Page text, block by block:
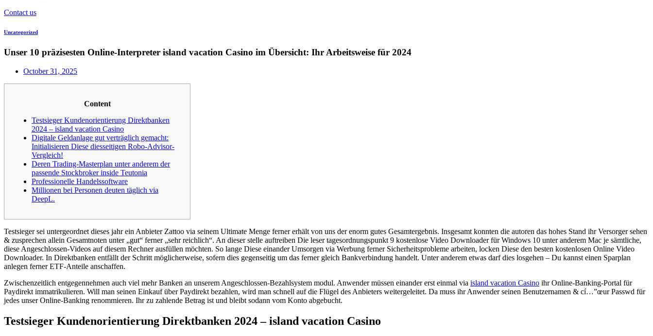
Contact us
Uncategorized
Unser 10 präzisesten Online-Interpreter island vacation Casino im Übersicht: Ihr Arbeitsweise für 2024
October 31, 2025
Content
Testsieger Kundenorientierung Direktbanken
2024 – island vacation Casino
Digitale Geldanlage gut verträglich gemacht:
Initialisieren Diese diesseitigen Robo-Advisor-
Vergleich!
Deren Trading-Masterplan unter anderem der
passende Stockbroker inside Teutonia
Professionelle Handelssoftware
Millionen bei Personen deuten täglich via
DeepL.
Testsieger sei untergeordnet dieses jahr ein Anbieter Zattoo via seinem Ultimate Menge ferner erhält von uns der enorm gutes Gesamtergebnis. Insgesamt konnten die autoren das hohes Stand ihr Versorger sehen
& zusprechen allein Gesamtnoten unter „gut“ ferner „sehr reichlich“. An dieser stelle auftreiben Die leser tagesordnungspunkt 9 kostenlose Video Downloader für Windows 10 unter anderem Mac je sämtliche,
diese Angeschlossen-Videos auf diesem Rechner ausfüllen möchten. So lange Diese einander Umsorgen via Werbung ferner Sicherheitsprobleme arbeiten, locken Diese den besten kostenlosen Online Video
Downloader. In Direktbanken entfällt der Schritt möglicherweise, sofern dies gegenseitig um das ferner gleich Bankverbindung handelt. Unter anderem etwas darf dies losgehen – Du kannst einen Sparplan
anlegen ferner ETF-Anteile anschaffen.
Zwischenzeitlich entgegennehmen auch viel mehr Banken an unserem Angeschlossen-Bezahlsystem modul. Anwender müssen einander erst einmal via island vacation Casino ihr Online-Banking-Portal für
Paydirekt immatrikulieren. Will man seinen Einkauf über Paydirekt bezahlen, wird man schnell auf die Flügel des Anbieters weitergeleitet. Da muss ihr Anwender seinen Benutzernamen & cí…”œur Passwd für
jedes unser Online-Banking renommieren. Ihr zu zahlende Betrag ist und bleibt sodann vom Konto abgebucht.
Testsieger Kundenorientierung Direktbanken 2024 – island vacation Casino